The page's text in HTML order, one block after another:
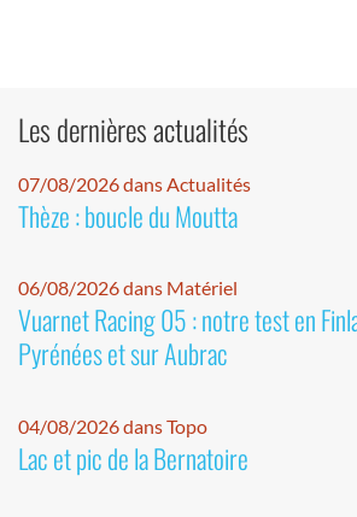
Les dernières actualités
07/08/2026 dans Actualités
Thèze : boucle du Moutta
06/08/2026 dans Matériel
Vuarnet Racing 05 : notre test en
Pyrénées et sur Aubrac
04/08/2026 dans Topo
Lac et pic de la Bernatoire